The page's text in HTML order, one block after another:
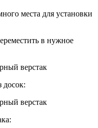
места для установки
в нужное
досок: